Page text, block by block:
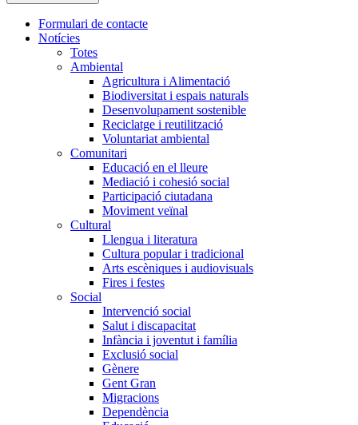
l'encapçalament
Navegació
principal
Formulari de contacte
Notícies
Totes
Ambiental
Agricultura i Alimentació
Biodiversitat i espais naturals
Desenvolupament sostenible
Reciclatge i reutilització
Voluntariat ambiental
Comunitari
Educació en el lleure
Mediació i cohesió social
Participació ciutadana
Moviment veïnal
Cultural
Llengua i literatura
Cultura popular i tradicional
Arts escèniques i audiovisuals
Fires i festes
Social
Intervenció social
Salut i discapacitat
Infància i joventut i família
Exclusió social
Gènere
Gent Gran
Migracions
Dependència